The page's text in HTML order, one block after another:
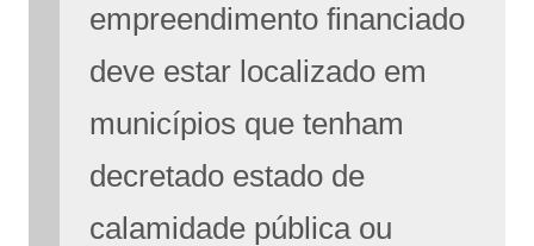
empreendimento financiado
deve estar localizado em
municípios que tenham
decretado estado de
calamidade pública ou